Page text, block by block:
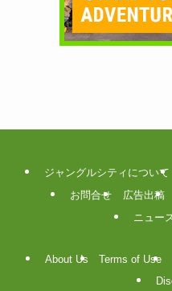
ジャングルシティについて
お問合せ
広告出稿
ニュー
About Us Terms of Use